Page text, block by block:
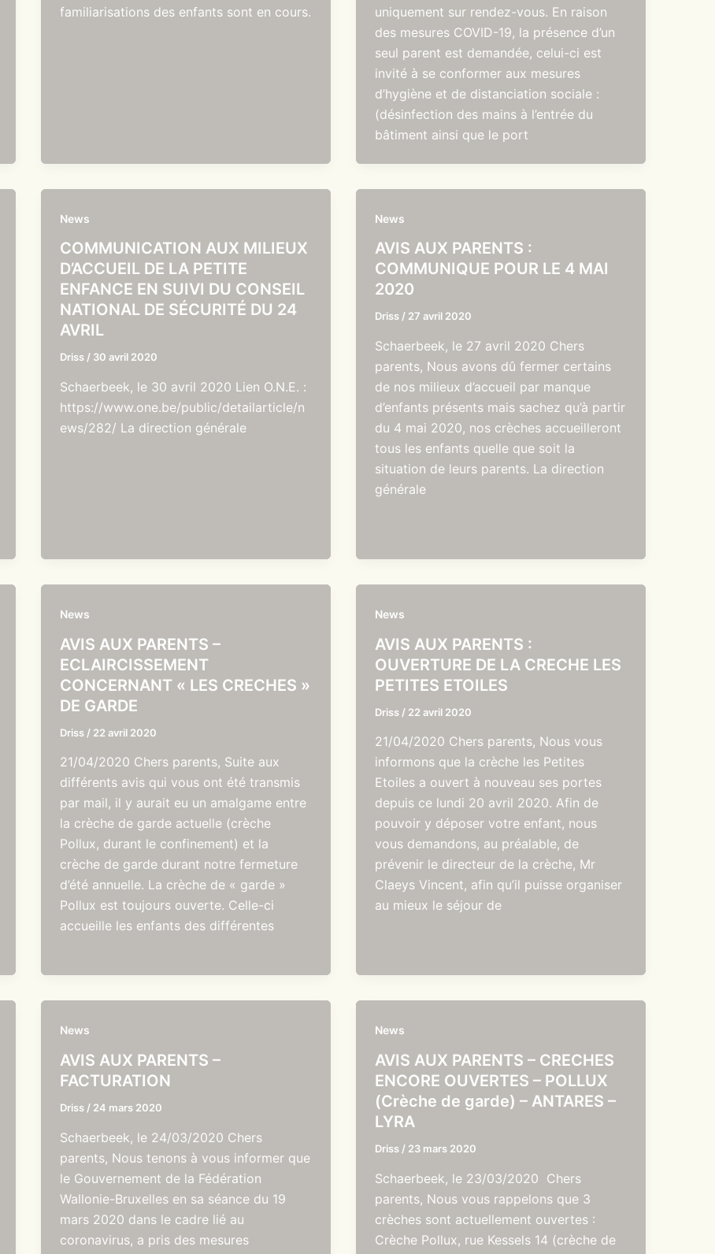
familiarisations des enfants sont en cours.
uniquement sur rendez-vous. En raison
des mesures COVID-19, la présence d’un
seul parent est demandée, celui-ci est
invité à se conformer aux mesures
d’hygiène et de distanciation sociale :
(désinfection des mains à l’entrée du
bâtiment ainsi que le port
News
COMMUNICATION AUX MILIEUX
D’ACCUEIL DE LA PETITE
ENFANCE EN SUIVI DU CONSEIL
NATIONAL DE SÉCURITÉ DU 24
AVRIL
Driss / 30 avril 2020
Schaerbeek, le 30 avril 2020 Lien O.N.E. :
https://www.one.be/public/detailarticle/n
ews/282/ La direction générale
News
AVIS AUX PARENTS :
COMMUNIQUE POUR LE 4 MAI
2020
Driss / 27 avril 2020
Schaerbeek, le 27 avril 2020 Chers
parents, Nous avons dû fermer certains
de nos milieux d’accueil par manque
d’enfants présents mais sachez qu’à partir
du 4 mai 2020, nos crèches accueilleront
tous les enfants quelle que soit la
situation de leurs parents. La direction
générale
News
AVIS AUX PARENTS –
ECLAIRCISSEMENT
CONCERNANT « LES CRECHES »
DE GARDE
Driss / 22 avril 2020
21/04/2020 Chers parents, Suite aux
différents avis qui vous ont été transmis
par mail, il y aurait eu un amalgame entre
la crèche de garde actuelle (crèche
Pollux, durant le confinement) et la
crèche de garde durant notre fermeture
d’été annuelle. La crèche de « garde »
Pollux est toujours ouverte. Celle-ci
accueille les enfants des différentes
News
AVIS AUX PARENTS :
OUVERTURE DE LA CRECHE LES
PETITES ETOILES
Driss / 22 avril 2020
21/04/2020 Chers parents, Nous vous
informons que la crèche les Petites
Etoiles a ouvert à nouveau ses portes
depuis ce lundi 20 avril 2020. Afin de
pouvoir y déposer votre enfant, nous
vous demandons, au préalable, de
prévenir le directeur de la crèche, Mr
Claeys Vincent, afin qu’il puisse organiser
au mieux le séjour de
News
AVIS AUX PARENTS –
FACTURATION
Driss / 24 mars 2020
Schaerbeek, le 24/03/2020 Chers
parents, Nous tenons à vous informer que
le Gouvernement de la Fédération
Wallonie-Bruxelles en sa séance du 19
mars 2020 dans le cadre lié au
coronavirus, a pris des mesures
News
AVIS AUX PARENTS – CRECHES
ENCORE OUVERTES – POLLUX
(Crèche de garde) – ANTARES –
LYRA
Driss / 23 mars 2020
Schaerbeek, le 23/03/2020 Chers
parents, Nous vous rappelons que 3
crèches sont actuellement ouvertes :
Crèche Pollux, rue Kessels 14 (crèche de